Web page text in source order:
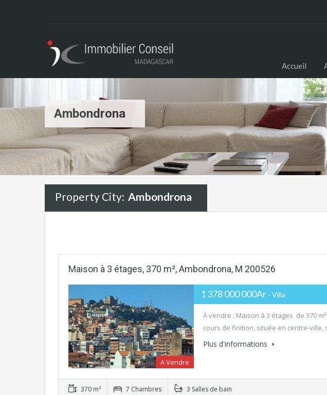
Accueil
Ambondrona
Property City: Ambondrona
Maison à 3 étages, 370 m², Ambondrona, M 200526
A Vendre
1 378 000 000Ar - Villa
À vendre : Maison à 3 étages de 370
cours de finition, située en centre-
Plus d'informations
370 m² 7 Chambres 3 Salles de bain